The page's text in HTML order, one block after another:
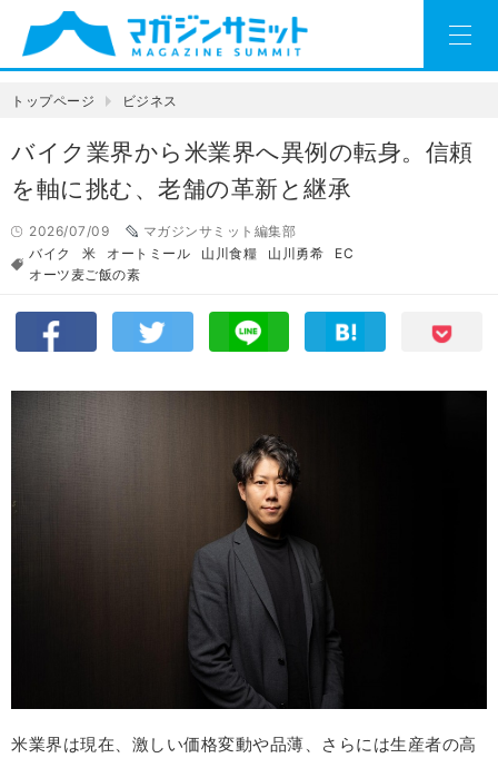
トップページ ビジネス
バイク業界から米業界へ異例の転身。信頼
を軸に挑む、老舗の革新と継承
2026/07/09
マガジンサミット編集部
バイク
米 オートミール 山川食糧 山川勇希
EC
オーツ麦ご飯の素
米業界は現在、激しい価格変動や品薄、さらには生産者の高